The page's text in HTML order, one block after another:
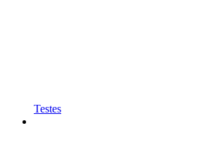
Testes